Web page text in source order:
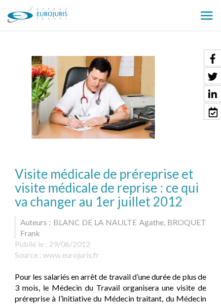
le
Visite médicale de préreprise et
visite médicale de reprise : ce qui
va changer au 1er juillet 2012
Auteurs : BLANC DE LA NAULTE Agathe, BROQUET
Frank
Publié le : 29/06/2012
Source : www.eurojuris.fr
Pour les salariés en arrêt de travail d’une durée de plus de
3 mois, le Médecin du Travail organisera une visite de
préreprise à l’initiative du Médecin traitant, du Médecin